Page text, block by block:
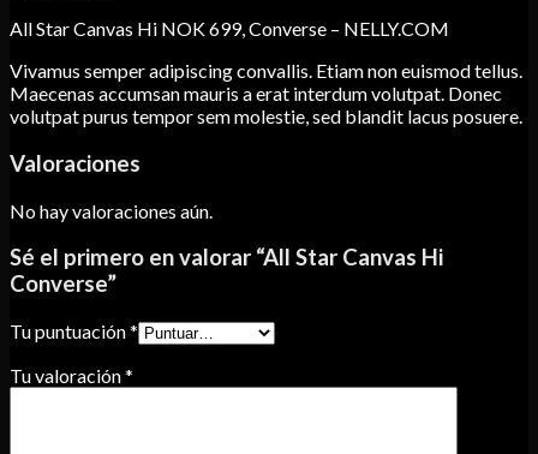
All Star Canvas Hi NOK 699, Converse – NELLY.COM
Vivamus semper adipiscing convallis. Etiam non euismod tellus.
Maecenas accumsan mauris a erat interdum volutpat. Donec
volutpat purus tempor sem molestie, sed blandit lacus posuere.
Valoraciones
No hay valoraciones aún.
Sé el primero en valorar “All Star Canvas Hi
Converse”
Tu puntuación*
Tu valoración*